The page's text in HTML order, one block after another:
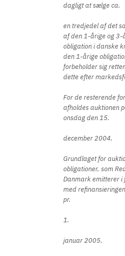
dagligt at sælge ca.
en tredjedel af det
af den 1-årige og 3-
obligation i danske
den 1-årige
forbeholder sig
dette efter
For de resterende
afholdes auktionen
onsdag den 15.
december 2004.
Grundlaget for
obligationer, som
Danmark emitterer i
med
pr.
1.
januar 2005.